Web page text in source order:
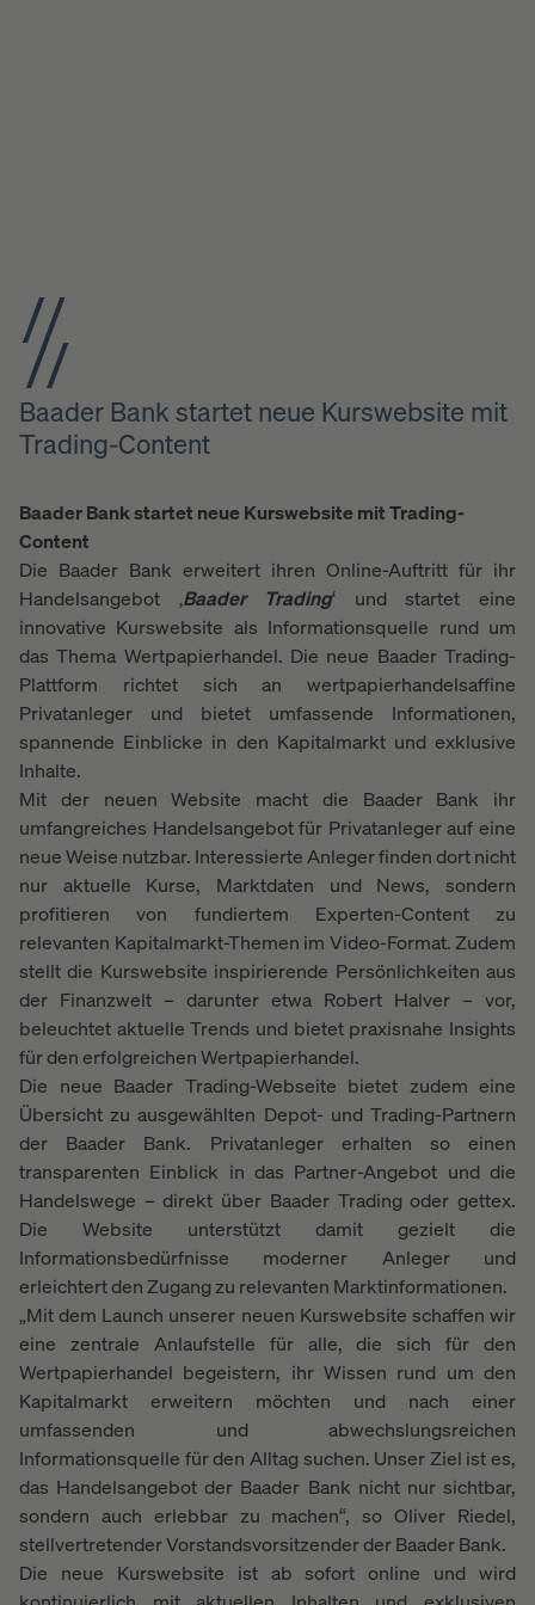
Baader Bank startet neue Kurswebsite mit
Trading-Content
Baader Bank startet neue Kurswebsite mit Trading-
Content
Die Baader Bank erweitert ihren Online-Auftritt für ihr
Handelsangebot ‚Baader Trading‘ und startet eine
innovative Kurswebsite als Informationsquelle rund um
das Thema Wertpapierhandel. Die neue Baader Trading-
Plattform richtet sich an wertpapierhandelsaffine
Privatanleger und bietet umfassende Informationen,
spannende Einblicke in den Kapitalmarkt und exklusive
Inhalte.
Mit der neuen Website macht die Baader Bank ihr
umfangreiches Handelsangebot für Privatanleger auf eine
neue Weise nutzbar. Interessierte Anleger finden dort nicht
nur aktuelle Kurse, Marktdaten und News, sondern
profitieren von fundiertem Experten-Content zu
relevanten Kapitalmarkt-Themen im Video-Format. Zudem
stellt die Kurswebsite inspirierende Persönlichkeiten aus
der Finanzwelt – darunter etwa Robert Halver – vor,
beleuchtet aktuelle Trends und bietet praxisnahe Insights
für den erfolgreichen Wertpapierhandel.
Die neue Baader Trading-Webseite bietet zudem eine
Übersicht zu ausgewählten Depot- und Trading-Partnern
der Baader Bank. Privatanleger erhalten so einen
transparenten Einblick in das Partner-Angebot und die
Handelswege – direkt über Baader Trading oder gettex.
Die Website unterstützt damit gezielt die
Informationsbedürfnisse moderner Anleger und
erleichtert den Zugang zu relevanten Marktinformationen.
„Mit dem Launch unserer neuen Kurswebsite schaffen wir
eine zentrale Anlaufstelle für alle, die sich für den
Wertpapierhandel begeistern, ihr Wissen rund um den
Kapitalmarkt erweitern möchten und nach einer
umfassenden und abwechslungsreichen
Informationsquelle für den Alltag suchen. Unser Ziel ist es,
das Handelsangebot der Baader Bank nicht nur sichtbar,
sondern auch erlebbar zu machen“, so Oliver Riedel,
stellvertretender Vorstandsvorsitzender der Baader Bank.
Die neue Kurswebsite ist ab sofort online und wird